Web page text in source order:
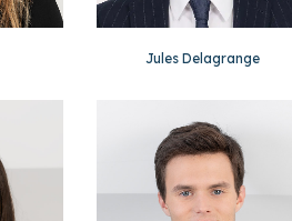
Jules Delagrange